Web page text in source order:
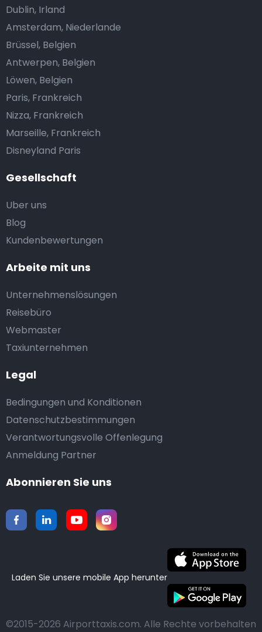
Gesellschaft
Uber uns
Blog
Kundenbewertungen
Arbeite mit uns
Unternehmenslösungen
Reisebüro
Webmaster
Taxiunternehmen
Legal
Bedingungen und Konditionen
Datenschutzbestimmungen
Verantwortungsvolle Offenlegung
Anmeldung Partner
Dublin, Irland
Amsterdam, Niederlande
Brüssel, Belgien
Antwerpen, Belgien
Löwen, Belgien
Paris, Frankreich
Nizza, Frankreich
Marseille, Frankreich
Disneyland Paris
Abonnieren Sie uns
Laden Sie unsere mobile App herunter
©2015-2026 Airporttaxis.com. Alle Rechte vorbehalten